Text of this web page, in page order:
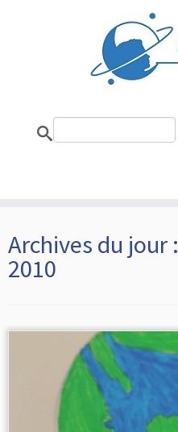
Archives du jour :
2010